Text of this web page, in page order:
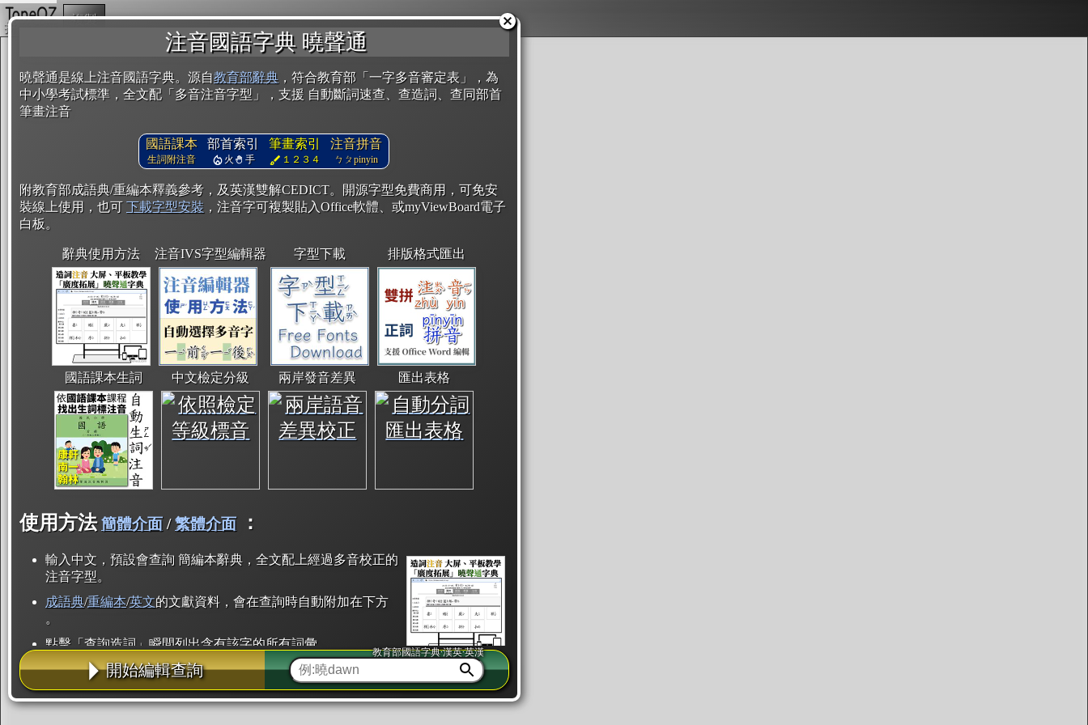
注音國語字典 曉聲通
曉聲通是線上注音國語字典。源自教育部辭典 ，符合教育部「一字多音審定表」，為
中小學考試標準，全文配「多音注音字型」，支援 自動斷詞速查、查造詞、查同部首
筆畫注音
國語課本
生詞附注音
部首索引
火 手
筆畫索引
１２３４
注音拼音
ㄅㄆpinyin
附教育部成語典/重編本釋義參考，及英漢雙解CEDICT。開源字型免費商用，可免安
裝線上使用，也可 下載字型安裝 ，注音字可複製貼入Office軟體、或myViewBoard電子
白板。
辭典使用方法 注音IVS字型編輯器 字型下載 排版格式匯出
國語課本生詞 中文檢定分級 兩岸發音差異 匯出表格
使用方法 簡體介面/繁體介面 ：
輸入中文，預設會查詢 簡編本辭典，全文配上經過多音校正的
注音字型。
成語典/重編本/英文的文獻資料，會在查詢時自動附加在下方
。
點擊「查詢造詞」瞬間列出含有該字的所有詞彙。
點「部首」瞬間列出所有「同部首字」。也支援查詢「同注音」或「同筆畫」。
辭典解釋的全文都經過自動斷詞，點擊便可瞬間「連續查詢」此字詞的解釋，不
用手動重複輸入。
開始編輯查詢
教育部國語字典·漢英·英漢
複製